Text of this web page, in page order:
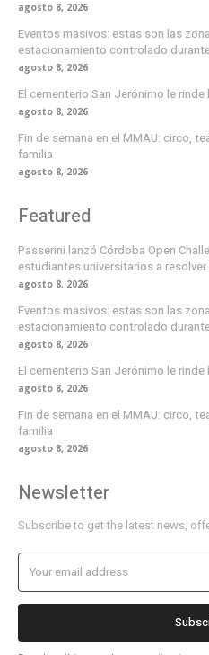
agosto 8, 2026
Eventos masivos: estas son las
estacionamiento controlado
agosto 8, 2026
El cementerio San Jerónimo le
agosto 8, 2026
Fin de semana en el MMAU: circo,
familia
agosto 8, 2026
Featured
Passerini lanzó Córdoba Open
estudiantes universitarios a
agosto 8, 2026
Eventos masivos: estas son las
estacionamiento controlado
agosto 8, 2026
El cementerio San Jerónimo le
agosto 8, 2026
Fin de semana en el MMAU: circo,
familia
agosto 8, 2026
Newsletter
Subscribe to get the latest news,